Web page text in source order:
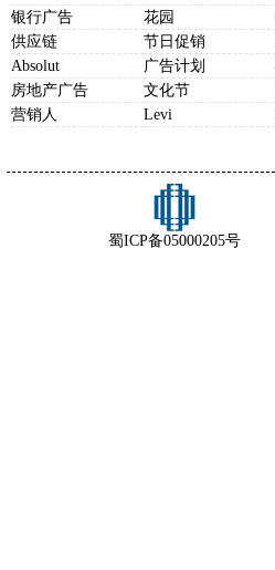
银行广告
花园
供应链
节日促销
Absolut
广告计划
房地产广告
文化节
营销人
Levi
蜀ICP备05000205号